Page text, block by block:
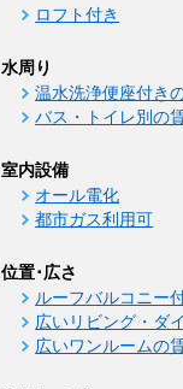
ロフト付き
水周り
温水洗浄便座付き
バス・トイレ別の
室内設備
オール電化
都市ガス利用可
位置･広さ
ルーフバルコニー
広いリビング・ダ
広いワンルームの